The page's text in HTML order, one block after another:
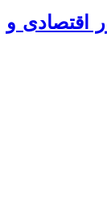
اقتصادی و